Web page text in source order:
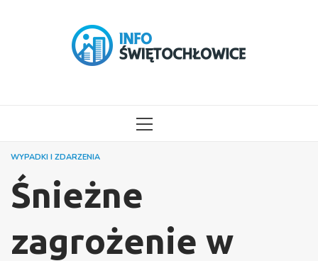
MENU
WYPADKI I ZDARZENIA
Śnieżne
zagrożenie w